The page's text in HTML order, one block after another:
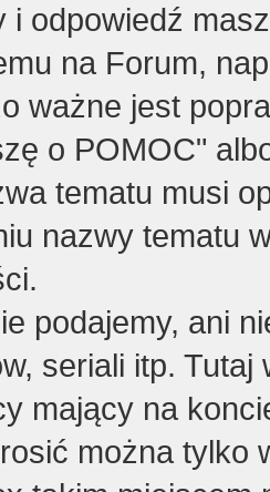
i odpowiedź
na Forum,
ważne jest
o POMOC"
tematu musi
nazwy tematu
podajemy, ani
seriali itp. Tutaj
mający na
można tylko